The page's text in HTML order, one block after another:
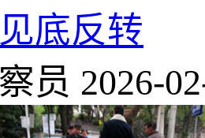
底反转
员 2026-